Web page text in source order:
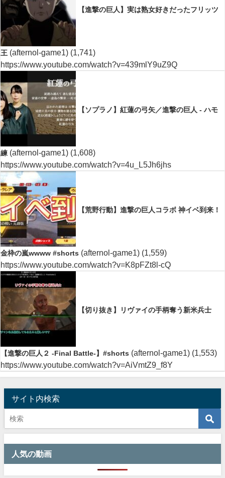
【進撃の巨人】実は熟女好きだったフリッツ
王 (afternol-game1) (1,741)
https://www.youtube.com/watch?v=439mlY9uZ9Q
【ソプラノ】紅蓮の弓矢／進撃の巨人 - ハモ
練 (afternol-game1) (1,608)
https://www.youtube.com/watch?v=4u_L5Jh6jhs
【荒野行動】進撃の巨人コラボ 神イベ到来！
金枠の嵐wwww #shorts (afternol-game1) (1,559)
https://www.youtube.com/watch?v=K8pFZt8l-cQ
【切り抜き】リヴァイの手柄奪う新米兵士
【進撃の巨人２ -Final Battle-】#shorts (afternol-game1) (1,553)
https://www.youtube.com/watch?v=AiVmtZ9_f8Y
サイト内検索
人気の動画